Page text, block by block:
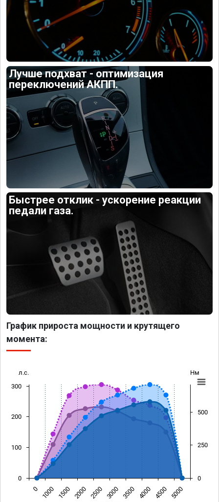
Лучше подхват - оптимизация
переключений АКПП.
Быстрее отклик - ускорение реакции
педали газа.
График прироста мощности и крутящего
момента:
л.с. Нм
0 1000 1500 2000 2500 3000 3500 4000 4500 5000
0
100
200
300
0
250
500